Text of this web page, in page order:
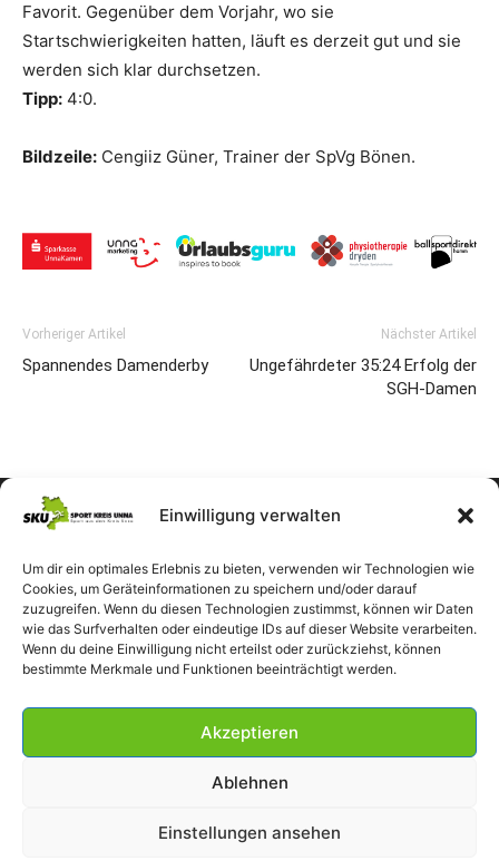
Einwilligung verwalten
Um dir ein optimales Erlebnis zu bieten, verwenden wir Technologien wie
Cookies, um Geräteinformationen zu speichern und/oder darauf
zuzugreifen. Wenn du diesen Technologien zustimmst, können wir Daten
wie das Surfverhalten oder eindeutige IDs auf dieser Website verarbeiten.
Wenn du deine Einwilligung nicht erteilst oder zurückziehst, können
bestimmte Merkmale und Funktionen beeinträchtigt werden.
Akzeptieren
Ablehnen
Einstellungen ansehen
Favorit. Gegenüber dem Vorjahr, wo sie
Startschwierigkeiten hatten, läuft es derzeit gut und sie
werden sich klar durchsetzen.
Tipp: 4:0.
Bildzeile: Cengiiz Güner, Trainer der SpVg Bönen.
Vorheriger Artikel
Spannendes Damenderby
Nächster Artikel
Ungefährdeter 35:24 Erfolg der
SGH-Damen
Datenschutzerklärung